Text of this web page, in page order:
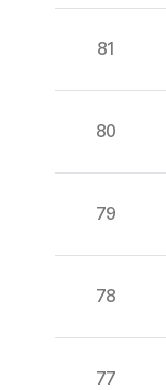
81
80
79
78
77